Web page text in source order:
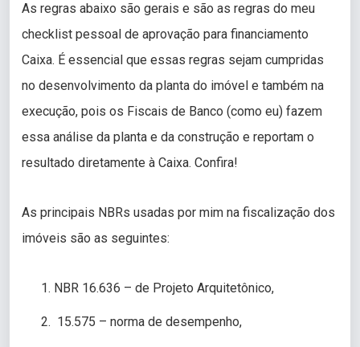
As regras abaixo são gerais e são as regras do meu
checklist pessoal de aprovação para financiamento
Caixa. É essencial que essas regras sejam cumpridas
no desenvolvimento da planta do imóvel e também na
execução, pois os Fiscais de Banco (como eu) fazem
essa análise da planta e da construção e reportam o
resultado diretamente à Caixa. Confira!
As principais NBRs usadas por mim na fiscalização dos
imóveis são as seguintes:
NBR 16.636 – de Projeto Arquitetônico,
15.575 – norma de desempenho,